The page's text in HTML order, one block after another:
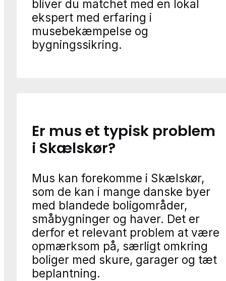
bliver du matchet med en lokal
ekspert med erfaring i
musebekæmpelse og
bygningssikring.
Er mus et typisk problem
i Skælskør?
Mus kan forekomme i Skælskør,
som de kan i mange danske byer
med blandede boligområder,
småbygninger og haver. Det er
derfor et relevant problem at være
opmærksom på, særligt omkring
boliger med skure, garager og tæt
beplantning.